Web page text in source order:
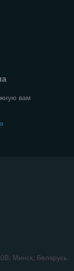
вам
Минск, Беларусь